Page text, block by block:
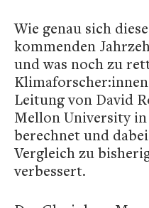
Wie genau sich
kommenden
und was noch zu
Leitung von David
Mellon University
berechnet und
Vergleich zu
verbessert.